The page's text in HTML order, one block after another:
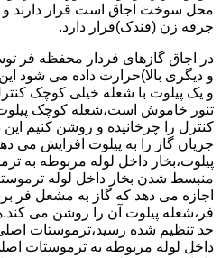
محل سوخت اجاق است قرار دارند و
جرقه زن (فندک)قرار دارد.
در اجاق گازهای فردار محفظه فر
و دیگری بالا)حرارت داده می شود
و یک پیلوت با شعله خیلی کوچک
تنور خاموش است،شعله کوچک
کنترل را چرخانیده و روشن کنیم
جریان گاز را به پیلوت افزایش می
پیلوت،بخار داخل لوله مربوطه به
منبسط شدن بخار داخل لوله
اجازه می دهد که گاز به مشعل فر
فر،شعله پیلوت آن را روشن می
حد تنظیم شده رسید،ترموستات اصلی
داخل لوله مربوطه به ترموستات